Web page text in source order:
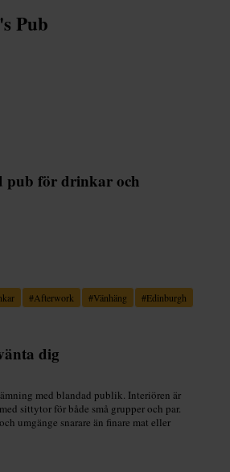
Pub
pub för drinkar och
#Afterwork #Vänhäng #Edinburgh
dig
med blandad publik. Interiören är
sittytor för både små grupper och par.
umgänge snarare än finare mat eller